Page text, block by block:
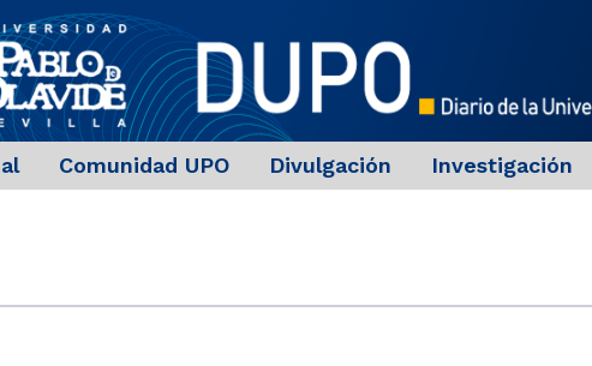
Comunidad UPO Divulgación Investigación